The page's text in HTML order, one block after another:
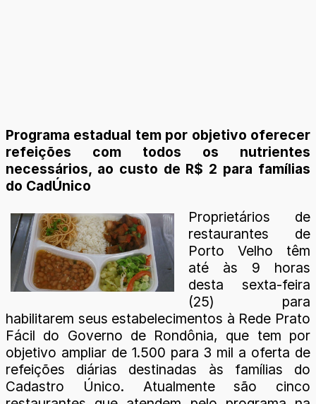
Programa estadual tem por objetivo oferecer
refeições com todos os nutrientes
necessários, ao custo de R$ 2 para famílias
do CadÚnico
Proprietários de
restaurantes de
Porto Velho têm
até às 9 horas
desta sexta-feira
(25) para
habilitarem seus estabelecimentos à Rede Prato
Fácil do Governo de Rondônia, que tem por
objetivo ampliar de 1.500 para 3 mil a oferta de
refeições diárias destinadas às famílias do
Cadastro Único. Atualmente são cinco